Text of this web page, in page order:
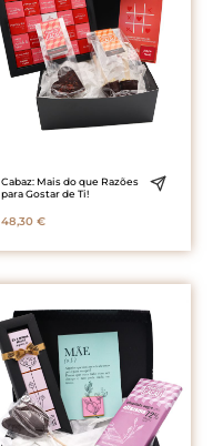
Cabaz: Mais do que Razões
para Gostar de Ti!
48,30 €